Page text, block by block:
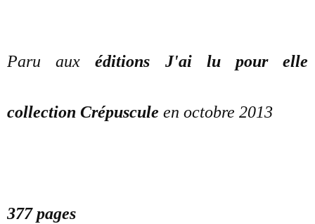
Paru auxéditions J'ai lu pour elle
collection Crépuscule en octobre 2013
377 pages